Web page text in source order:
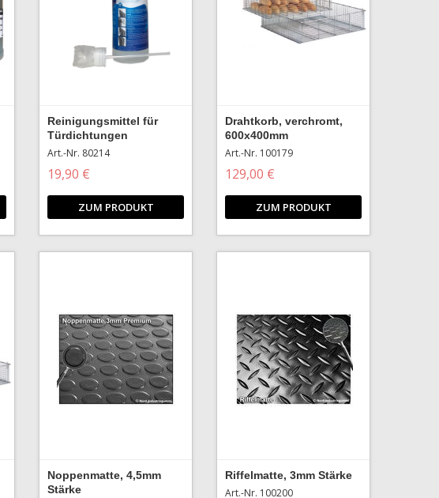
Reinigungsmittel für
Türdichtungen
Art.-Nr. 80214
19,90 €
ZUM PRODUKT
Drahtkorb, verchromt,
600x400mm
Art.-Nr. 100179
129,00 €
ZUM PRODUKT
Noppenmatte, 4,5mm
Stärke
Riffelmatte, 3mm Stärke
Art.-Nr. 100200